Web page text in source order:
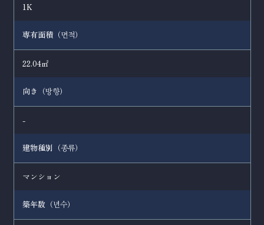
1K
専有面積（면적）
22.04㎡
向き（방향）
-
建物種別（종류）
マンション
築年数（년수）